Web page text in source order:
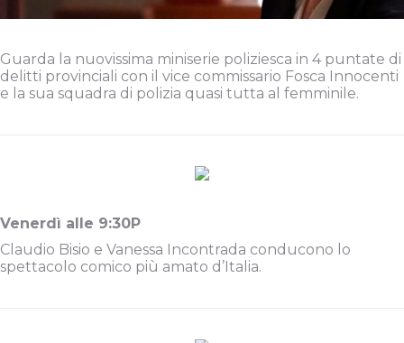
Guarda la nuovissima miniserie poliziesca in 4 puntate di
delitti provinciali con il vice commissario Fosca Innocenti
e la sua squadra di polizia quasi tutta al femminile.
Venerdì alle 9:30P
Claudio Bisio e Vanessa Incontrada conducono lo
spettacolo comico più amato d’Italia.